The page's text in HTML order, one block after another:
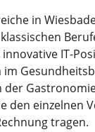
in
IT-
der
den einzelnen
tragen.